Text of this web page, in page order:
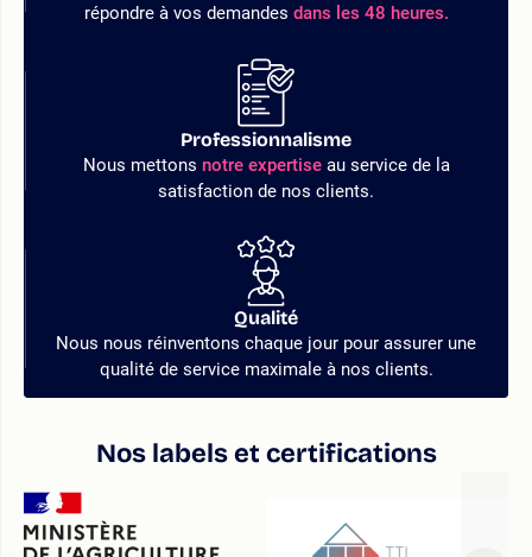
répondre à vos demandes dans les 48 heures.
Professionnalisme
Nous mettons notre expertiseau service de la
satisfaction de nos clients.
Qualité
Nous nous réinventons chaque jour pour assurer une
qualité de service maximale à nos clients.
Nos labels et certifications